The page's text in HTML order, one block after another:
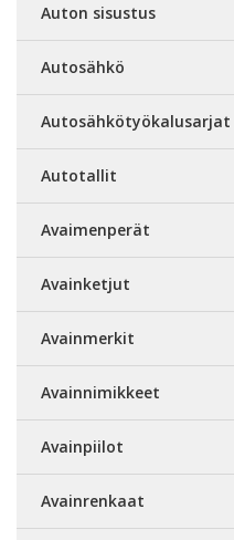
Auton sisustus
Autosähkö
Autosähkötyökalusarjat
Autotallit
Avaimenperät
Avainketjut
Avainmerkit
Avainnimikkeet
Avainpiilot
Avainrenkaat